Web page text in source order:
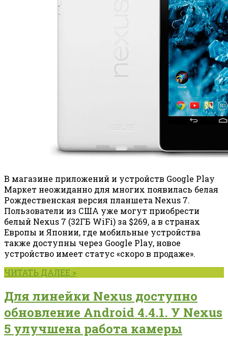
В магазине приложений и устройств Google Play
Маркет неожиданно для многих появилась белая
Рождественская версия планшета Nexus 7.
Пользователи из США уже могут приобрести
белый Nexus 7 (32ГБ WiFi) за $269, а в странах
Европы и Японии, где мобильные устройства
также доступны через Google Play, новое
устройство имеет статус «скоро в продаже».
ЧИТАТЬ ДАЛЕЕ >
Для линейки Nexus доступно
обновление Android 4.4.1. У Nexus
5 улучшена работа камеры